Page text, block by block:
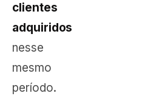
clientes
adquiridos
nesse
mesmo
período.